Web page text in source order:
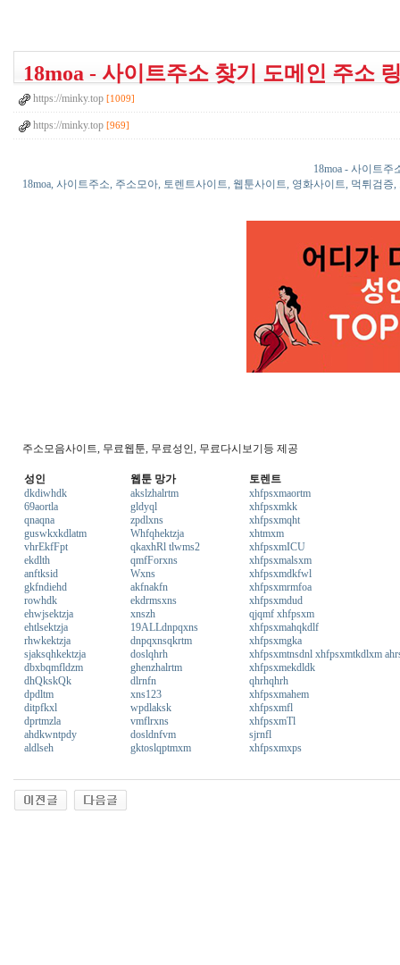
18moa - 사이트주소 찾기 도메인 주소
https://minky.top [1009]
https://minky.top [969]
18moa - 사이트
18moa, 사이트주소, 주소모아, 토렌트사이트, 웹툰사이트, 영화사이트, 먹튀검
주소모음사이트, 무료웹툰, 무료성인, 무료다시보기등 제공
성인
dkdiwhdk
69aortla
qnaqna
guswkxkdlatm
vhrEkfFpt
ekdlth
anftksid
gkfndiehd
rowhdk
ehwjsektzja
ehtlsektzja
rhwkektzja
sjaksqhkektzja
dbxbqmfldzm
dhQkskQk
dpdltm
ditpfkxl
dprtmzla
ahdkwntpdy
aldlseh
웹툰 망가
akslzhalrtm
gldyql
zpdlxns
Whfqhektzja
qkaxhRl tlwms2
qmfForxns
Wxns
akfnakfn
ekdrmsxns
xnszh
19ALLdnpqxns
dnpqxnsqkrtm
doslqhrh
ghenzhalrtm
dlrnfn
xns123
wpdlaksk
vmflrxns
dosldnfvm
gktoslqptmxm
토렌트
xhfpsxmaortm
xhfpsxmkk
xhfpsxmqht
xhtmxm
xhfpsxmICU
xhfpsxmalsxm
xhfpsxmdkfwl
xhfpsxmrmfoa
xhfpsxmdud
qjqmf xhfpsxm
xhfpsxmahqkdlf
xhfpsxmgka
xhfpsxmtnsdnl xhfpsxmtkdlxm
xhfpsxmekdldk
qhrhqhrh
xhfpsxmahem
xhfpsxmfl
xhfpsxmTl
sjrnfl
xhfpsxmxps